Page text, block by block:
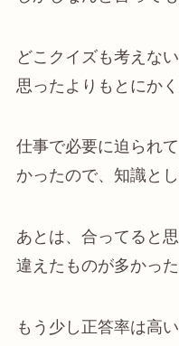
どこクイズも考えな
思ったよりもとにか
仕事で必要に迫られ
かったので、知識と
あとは、合ってると
違えたものが多かった
もう少し正答率は高